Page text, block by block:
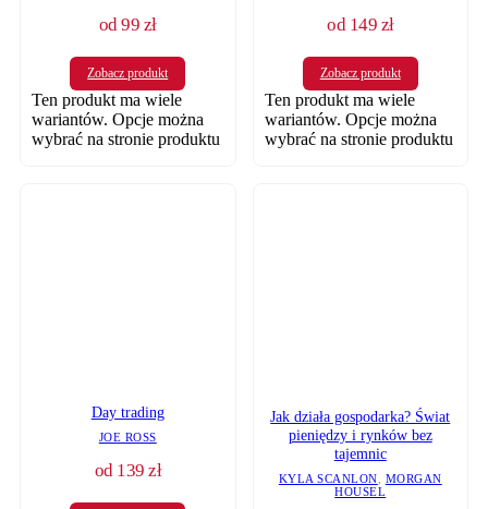
od99 zł
Zobacz produkt
Ten produkt ma wiele
wariantów. Opcje można
wybrać na stronie produktu
od 149 zł
Zobacz produkt
Ten produkt ma wiele
wariantów. Opcje można
wybrać na stronie produktu
Day trading
JOE ROSS
od 139 zł
Jak działa gospodarka? Świat
pieniędzy i rynków bez
tajemnic
KYLA SCANLON
MORGAN
HOUSEL